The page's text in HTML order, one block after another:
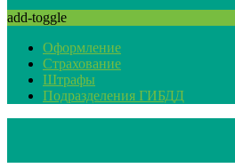
add-toggle
Оформление
Страхование
Штрафы
Подразделения ГИБДД